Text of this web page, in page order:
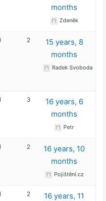
months
Zdeněk
2
15 years, 8
months
Radek Svoboda
3
16 years, 6
months
Petr
2
16 years, 10
months
Pojištění.cz
2
16 years, 11